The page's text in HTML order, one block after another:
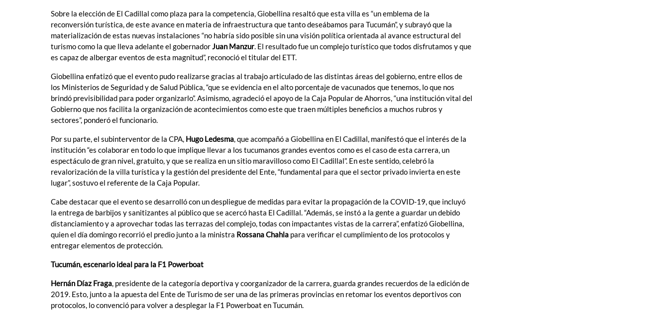
Sobre la elección de El Cadillal como plaza para la competencia, Giobellina resaltó que esta villa es “un emblema de la
reconversión turística, de este avance en materia de infraestructura que tanto deseábamos para Tucumán”, y subrayó que la
materialización de estas nuevas instalaciones “no habría sido posible sin una visión política orientada al avance estructural del
turismo como la que lleva adelante el gobernadorJuan Manzur. El resultado fue un complejo turístico que todos disfrutamos y que
es capaz de albergar eventos de esta magnitud”, reconoció el titular del ETT.
Giobellina enfatizó que el evento pudo realizarse gracias al trabajo articulado de las distintas áreas del gobierno, entre ellos de
los Ministerios de Seguridad y de Salud Pública, “que se evidencia en el alto porcentaje de vacunados que tenemos, lo que nos
brindó previsibilidad para poder organizarlo”. Asimismo, agradeció el apoyo de la Caja Popular de Ahorros, “una institución vital del
Gobierno que nos facilita la organización de acontecimientos como este que traen múltiples beneficios a muchos rubros y
sectores”, ponderó el funcionario.
Por su parte, el subinterventor de la CPA, Hugo Ledesma, que acompañó a Giobellina en El Cadillal, manifestó que el interés de la
institución “es colaborar en todo lo que implique llevar a los tucumanos grandes eventos como es el caso de esta carrera, un
espectáculo de gran nivel, gratuito, y que se realiza en un sitio maravilloso como El Cadillal”. En este sentido, celebró la
revalorización de la villa turística y la gestión del presidente del Ente, “fundamental para que el sector privado invierta en este
lugar”, sostuvo el referente de la Caja Popular.
Cabe destacar que el evento se desarrolló con un despliegue de medidas para evitar la propagación de la COVID-19, que incluyó
la entrega de barbijos y sanitizantes al público que se acercó hasta El Cadillal. “Además, se instó a la gente a guardar un debido
distanciamiento y a aprovechar todas las terrazas del complejo, todas con impactantes vistas de la carrera”, enfatizó Giobellina,
quien el día domingo recorrió el predio junto a la ministra Rossana Chahla para verificar el cumplimiento de los protocolos y
entregar elementos de protección.
Tucumán, escenario ideal para la F1 Powerboat
Hernán Díaz Fraga, presidente de la categoría deportiva y coorganizador de la carrera, guarda grandes recuerdos de la edición de
2019. Esto, junto a la apuesta del Ente de Turismo de ser una de las primeras provincias en retomar los eventos deportivos con
protocolos, lo convenció para volver a desplegar la F1 Powerboat en Tucumán.